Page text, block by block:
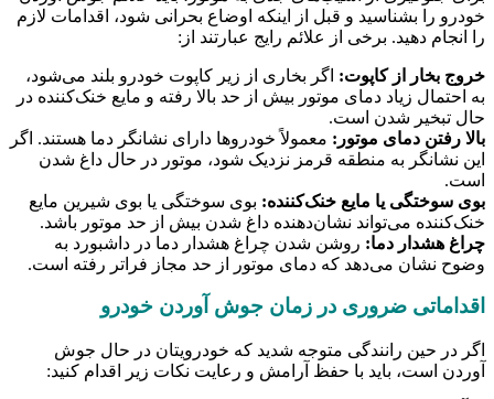
خودرو را بشناسید و قبل از اینکه اوضاع بحرانی شود، اقدامات لازم
را انجام دهید. برخی از علائم رایج عبارتند از:
خروج بخار از کاپوت: اگر بخاری از زیر کاپوت خودرو بلند می‌شود،
به احتمال زیاد دمای موتور بیش از حد بالا رفته و مایع خنک‌کننده در
حال تبخیر شدن است.
بالا رفتن دمای موتور: معمولاً خودروها دارای نشانگر دما هستند. اگر
این نشانگر به منطقه قرمز نزدیک شود، موتور در حال داغ شدن
است.
بوی سوختگی یا مایع خنک‌کننده: بوی سوختگی یا بوی شیرین مایع
خنک‌کننده می‌تواند نشان‌دهنده داغ شدن بیش از حد موتور باشد.
چراغ هشدار دما: روشن شدن چراغ هشدار دما در داشبورد به
وضوح نشان می‌دهد که دمای موتور از حد مجاز فراتر رفته است.
اقداماتی ضروری در زمان جوش آوردن خودرو
اگر در حین رانندگی متوجه شدید که خودرویتان در حال جوش
آوردن است، باید با حفظ آرامش و رعایت نکات زیر اقدام کنید: